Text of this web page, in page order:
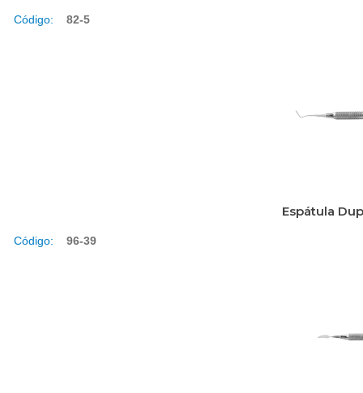
Código: 82-5
Espátula
Código: 96-39